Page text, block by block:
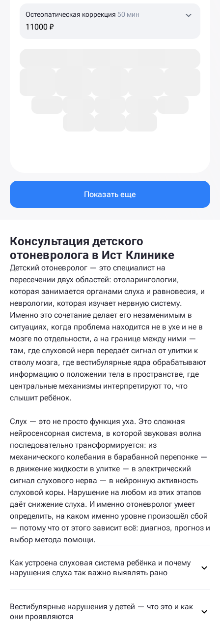
Остеопатическая коррекция 50 мин
11000 ₽
Показать еще
Консультация детского
отоневролога в Ист Клинике
Детский отоневролог — это специалист на
пересечении двух областей: отоларингологии,
которая занимается органами слуха и равновесия, и
неврологии, которая изучает нервную систему.
Именно это сочетание делает его незаменимым в
ситуациях, когда проблема находится не в ухе и не в
мозге по отдельности, а на границе между ними —
там, где слуховой нерв передаёт сигнал от улитки к
стволу мозга, где вестибулярные ядра обрабатывают
информацию о положении тела в пространстве, где
центральные механизмы интерпретируют то, что
слышит ребёнок.
Слух — это не просто функция уха. Это сложная
нейросенсорная система, в которой звуковая волна
последовательно трансформируется: из
механического колебания в барабанной перепонке —
в движение жидкости в улитке — в электрический
сигнал слухового нерва — в нейронную активность
слуховой коры. Нарушение на любом из этих этапов
даёт снижение слуха. И именно отоневролог умеет
определить, на каком именно уровне произошёл сбой
— потому что от этого зависит всё: диагноз, прогноз и
выбор метода помощи.
Как устроена слуховая система ребёнка и почему
нарушения слуха так важно выявлять рано
Вестибулярные нарушения у детей — что это и как
они проявляются